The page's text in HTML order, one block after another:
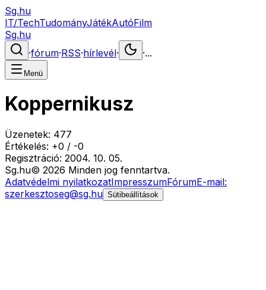
Sg.hu
IT/TechTudományJátékAutóFilm
Sg.hu
·fórum·RSS·hírlevél· ·...
Menü
Koppernikusz
Üzenetek: 477
Értékelés: +0 / -0
Regisztráció: 2004. 10. 05.
Sg.hu© 2026 Minden jog fenntartva.
Adatvédelmi nyilatkozatImpresszumFórumE-mail:
szerkesztoseg@sg.hu Sütibeállítások